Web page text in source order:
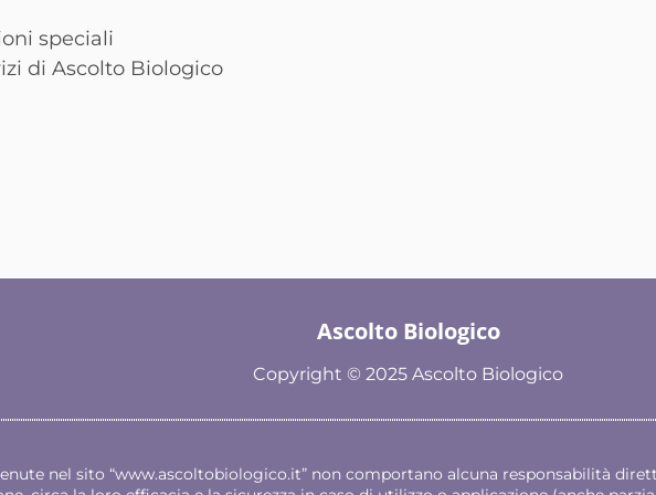
speciali
di Ascolto Biologico
Ascolto Biologico
Copyright © 2025 Ascolto Biologico
nel sito “www.ascoltobiologico.it” non comportano alcuna responsabilità